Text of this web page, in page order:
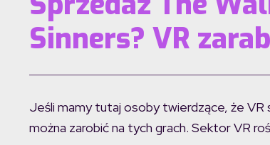
Sinners? VR
Jeśli mamy tutaj osoby twierdzące, że
można zarobić na tych grach. Sektor VR